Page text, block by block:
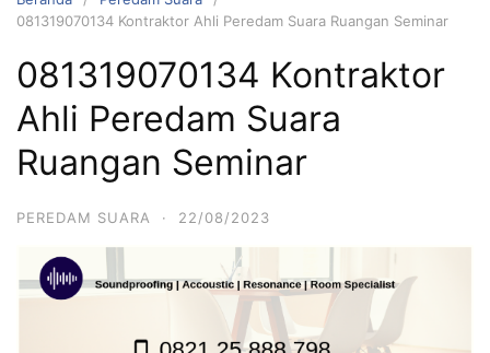
081319070134 Kontraktor Ahli Peredam Suara Ruangan Seminar
081319070134 Kontraktor
Ahli Peredam Suara
Ruangan Seminar
PEREDAM SUARA · 22/08/2023